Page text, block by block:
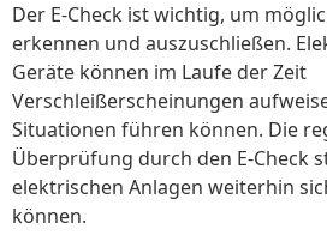
Der E-Check ist wichtig, um
erkennen und auszuschließen.
Geräte können im Laufe der Zeit
Verschleißerscheinungen
Situationen führen können. Die
Überprüfung durch den E-Check
elektrischen Anlagen weiterhin
können.